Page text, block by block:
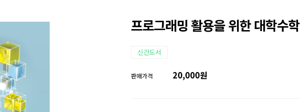
프로그래밍 활용을 위한 대학수학
신간도서
판매가격 20,000원